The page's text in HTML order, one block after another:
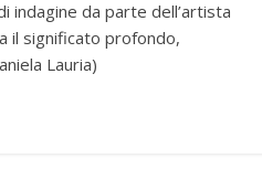
indagine da parte dell’artista
il significato profondo,
Lauria)